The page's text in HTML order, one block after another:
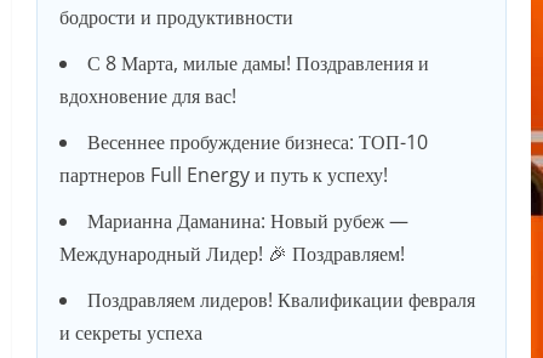
бодрости и продуктивности
С 8 Марта, милые дамы! Поздравления и
вдохновение для вас!
Весеннее пробуждение бизнеса: ТОП-10
партнеров Full Energy и путь к успеху!
Марианна Даманина: Новый рубеж —
Международный Лидер! 🎉 Поздравляем!
Поздравляем лидеров! Квалификации февраля
и секреты успеха